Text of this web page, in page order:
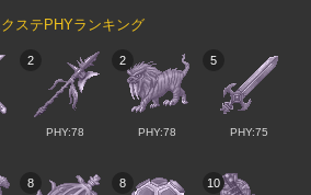
ステPHYランキング
2
PHY:78
2
PHY:78
5
PHY:75
8 8 10